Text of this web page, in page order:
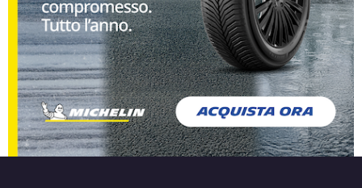
4 fori 14" 5.5X14 ET35
4x100
Foro centrale: 60.1mm
Disponibile
DEZENT Tn Black Mirror
4 fori 14" 5.5X14 ET40
4x100